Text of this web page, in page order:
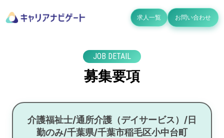
求人一覧 お問い合わせ
JOB DETAIL
募集要項
介護福祉士/通所介護（デイサービス）/日
勤のみ/千葉県/千葉市稲毛区小中台町